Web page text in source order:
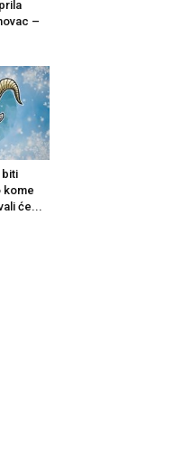
–
biti
kome
će...